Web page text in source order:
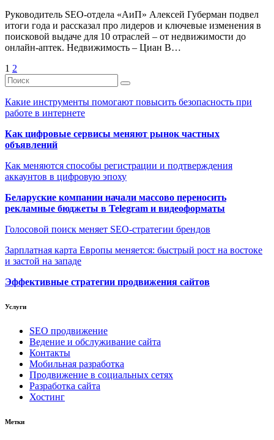
Руководитель SEO-отдела «АиП» Алексей Губерман подвел
итоги года и рассказал про лидеров и ключевые изменения в
поисковой выдаче для 10 отраслей – от недвижимости до
онлайн-аптек. Недвижимость – Циан В…
Пагинация
записей
1 2
Какие инструменты помогают повысить безопасность при
работе в интернете
Как цифровые сервисы меняют рынок частных
объявлений
Как меняются способы регистрации и подтверждения
аккаунтов в цифровую эпоху
Беларуские компании начали массово переносить
рекламные бюджеты в Telegram и видеоформаты
Голосовой поиск меняет SEO-стратегии брендов
Зарплатная карта Европы меняется: быстрый рост на востоке
и застой на западе
Эффективные стратегии продвижения сайтов
Услуги
SEO продвижение
Ведение и обслуживание сайта
Контакты
Мобильная разработка
Продвижение в социальных сетях
Разработка сайта
Хостинг
Метки